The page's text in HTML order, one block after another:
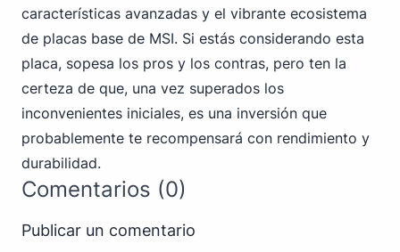
características avanzadas y el vibrante ecosistema
de placas base de MSI. Si estás considerando esta
placa, sopesa los pros y los contras, pero ten la
certeza de que, una vez superados los
inconvenientes iniciales, es una inversión que
probablemente te recompensará con rendimiento y
durabilidad.
Comentarios (0)
Publicar un comentario